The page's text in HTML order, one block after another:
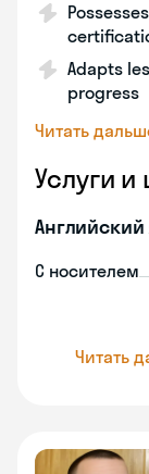
Possesses
Adapts
progress
Читать
Услуги и
С носителем
Читать